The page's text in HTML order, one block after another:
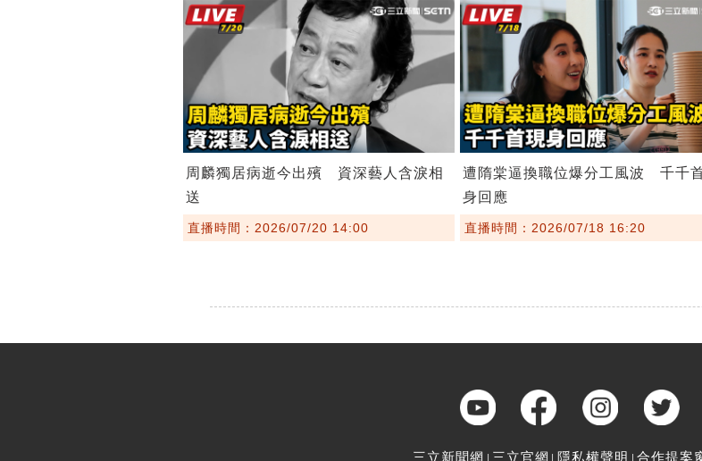
周麟獨居病逝今出殯 資深藝人含淚相
送
直播時間：2026/07/20 14:00
遭隋棠逼換職位爆分工風波 千千
身回應
直播時間：2026/07/18 16:20
三立新聞網 三立官網 隱私權聲明 合作提案